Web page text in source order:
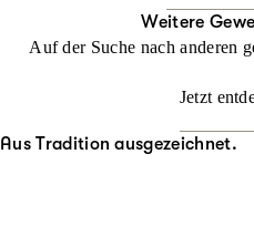
Weitere
Auf der Suche nach anderen
Jetzt
Aus Tradition ausgezeichnet.